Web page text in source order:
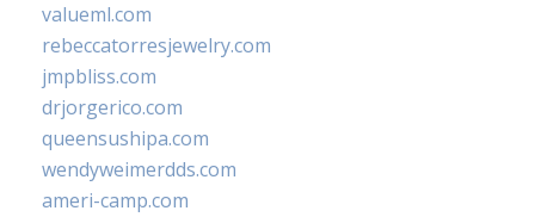
valueml.com
rebeccatorresjewelry.com
jmpbliss.com
drjorgerico.com
queensushipa.com
wendyweimerdds.com
ameri-camp.com